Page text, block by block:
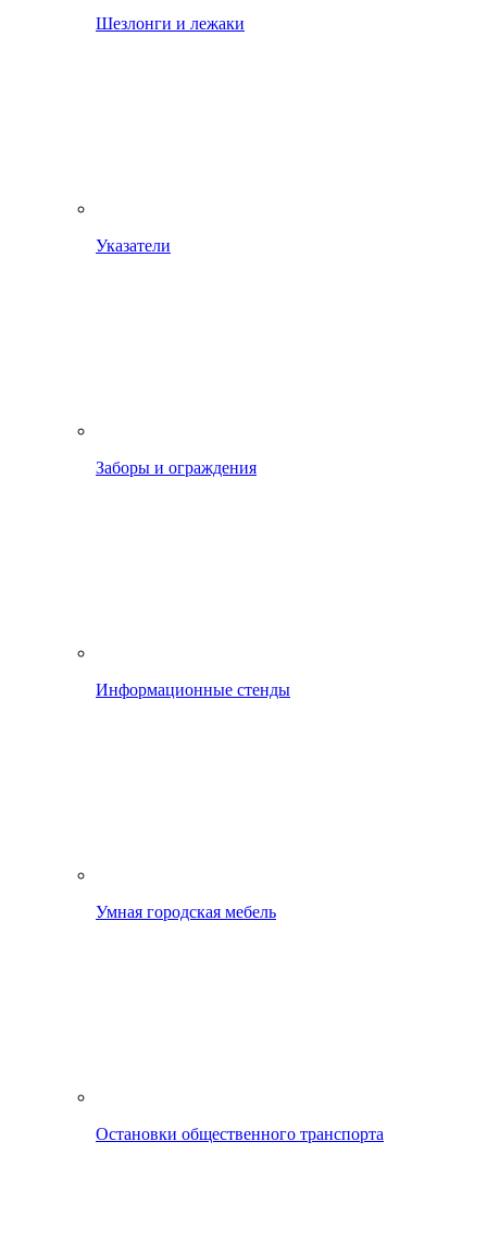
Шезлонги и лежаки
Указатели
Заборы и ограждения
Информационные стенды
Умная городская мебель
Остановки общественного транспорта